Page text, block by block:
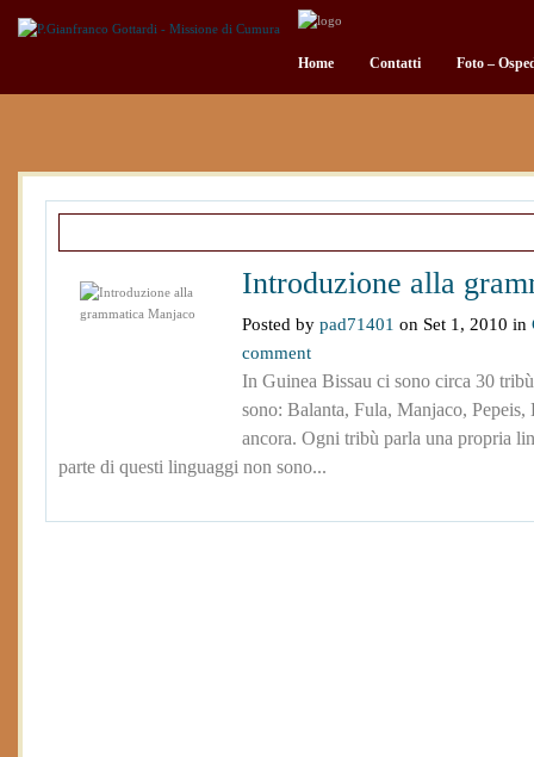
Home Contatti Foto –
Introduzione alla
Posted by pad71401 on Set 1, 2010 in
comment
In Guinea Bissau ci sono circa 30
sono: Balanta, Fula, Manjaco,
ancora. Ogni tribù parla una propria
parte di questi linguaggi non sono...